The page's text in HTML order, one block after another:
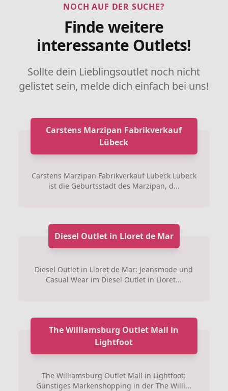
NOCH AUF DER SUCHE?
Finde weitere
interessante Outlets!
Sollte dein Lieblingsoutlet noch nicht
gelistet sein, melde dich einfach bei uns!
Carstens Marzipan Fabrikverkauf
Lübeck
Carstens Marzipan Fabrikverkauf Lübeck Lübeck
ist die Geburtsstadt des Marzipan, d...
Diesel Outlet in Lloret de Mar
Diesel Outlet in Lloret de Mar: Jeansmode und
Casual Wear im Diesel Outlet in Lloret...
The Williamsburg Outlet Mall in
Lightfoot
The Williamsburg Outlet Mall in Lightfoot:
Günstiges Markenshopping in der The Willi...